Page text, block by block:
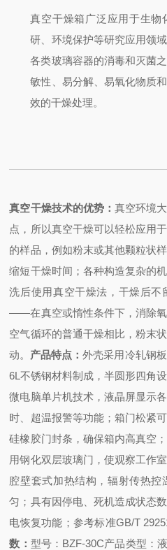
真空干燥箱广泛应用于生物
研、环境保护等研究应用领
各类玻璃容器的消毒和灭菌
敏性、易分解、易氧化物质
效的干燥处理。
真空干燥技术的优势： 真空环境
点，所以真空干燥可以轻松应用
的样品，例如粉末或其他颗粒状
缩短干燥时间； 各种构造复杂的
洗后使用真空干燥法，干燥后不
——在真空或惰性条件下，消除
空气循环的普通干燥相比，粉末
动。 产品特点：外壳采用冷轧钢
6L不锈钢材料制成，半圆形四角
微电脑单片机技术，液晶屏显示
时、超温报警等功能； 箱门松紧
硅橡胶门封条，确保箱内高真空；
用钢化双层玻璃门，使观察工作
腔壁套式加热结构，辐射传热
匀； 具有因停电、死机造成状态
电恢复功能； 参考标准GB/T
数： 型号：BZF-30C产品类型：